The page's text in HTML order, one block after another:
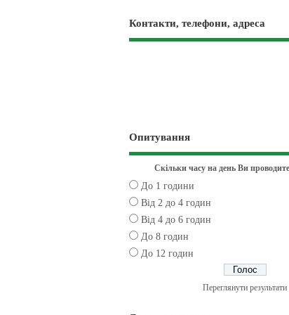
Контакти, телефони, адреса
Опитування
Скільки часу на день Ви
До 1 години
Від 2 до 4 годин
Від 4 до 6 годин
До 8 годин
До 12 годин
Переглянути результати